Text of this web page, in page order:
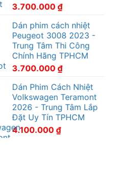
3.700.000 ₫
Dán phim cách nhiệt
Peugeot 3008 2023 -
Trung Tâm Thi Công
Chính Hãng TPHCM
3.700.000 ₫
Dán Phim Cách Nhiệt
Volkswagen Teramont
2026 - Trung Tâm Lắp
Đặt Uy Tín TPHCM
4.100.000 ₫